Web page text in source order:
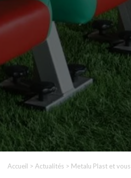
Accueil > Actualités > Metalu Plast et vous